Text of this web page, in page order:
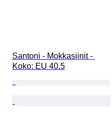
Santoni - Mokkasiinit -
Koko: EU 40.5